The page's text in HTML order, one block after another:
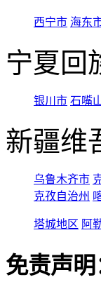
西宁市 海东
宁夏回
银川市 石嘴
新疆维
乌鲁木齐市
克孜自治州
塔城地区 阿
免责声明